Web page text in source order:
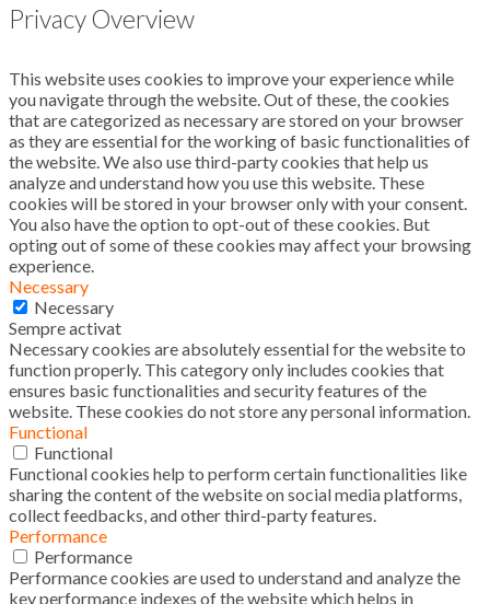
Privacy Overview
This website uses cookies to improve your experience while
you navigate through the website. Out of these, the cookies
that are categorized as necessary are stored on your browser
as they are essential for the working of basic functionalities of
the website. We also use third-party cookies that help us
analyze and understand how you use this website. These
cookies will be stored in your browser only with your consent.
You also have the option to opt-out of these cookies. But
opting out of some of these cookies may affect your browsing
experience.
Necessary
Necessary
Sempre activat
Necessary cookies are absolutely essential for the website to
function properly. This category only includes cookies that
ensures basic functionalities and security features of the
website. These cookies do not store any personal information.
Functional
Functional
Functional cookies help to perform certain functionalities like
sharing the content of the website on social media platforms,
collect feedbacks, and other third-party features.
Performance
Performance
Performance cookies are used to understand and analyze the
key performance indexes of the website which helps in